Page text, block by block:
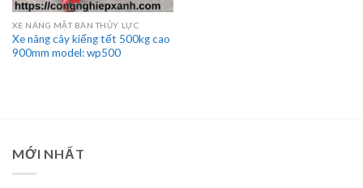
XE NÂNG MẶT BÀN THỦY LỰC
Xe nâng cây kiểng tết 500kg cao
900mm model: wp500
MỚI NHẤT